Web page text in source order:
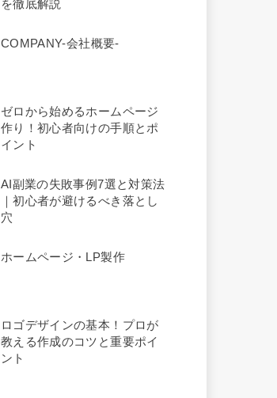
を徹底解説
COMPANY-会社概要-
ゼロから始めるホームページ
作り！初心者向けの手順とポ
イント
AI副業の失敗事例7選と対策法
｜初心者が避けるべき落とし
穴
ホームページ・LP製作
ロゴデザインの基本！プロが
教える作成のコツと重要ポイ
ント